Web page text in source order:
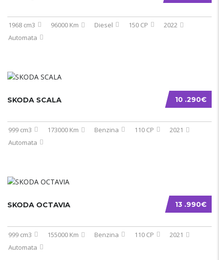
1968 cm3 96000 Km Diesel 150 CP
2022
Automata
10 .290€
SKODA SCALA
999 cm3 173000 Km Benzina 110 CP
2021
Automata
13 .990€
SKODA OCTAVIA
999 cm3 155000 Km Benzina 110 CP
2021
Automata